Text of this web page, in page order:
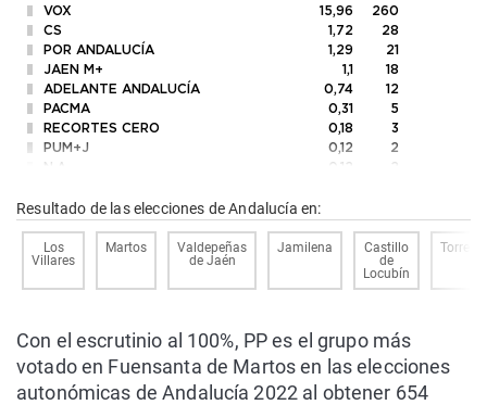
VOX
15,96
260
CS
1,72
28
POR ANDALUCÍA
1,29
21
JAEN M+
1,1
18
ADELANTE ANDALUCÍA
0,74
12
PACMA
0,31
5
RECORTES CERO
0,18
3
PUM+J
0,12
2
N.A.
0,12
2
ESCAÑOS EN BLANCO
PCPA
0
0
FE de las JONS
0
AL
0
Resultado de las elecciones de Andalucía en:
Los
Villares
Martos
Valdepeñas
de Jaén
Jamilena
Castillo
de
Locubín
Con el escrutinio al 100%, PP es el grupo más
votado en Fuensanta de Martos en las elecciones
autonómicas de Andalucía 2022 al obtener 654